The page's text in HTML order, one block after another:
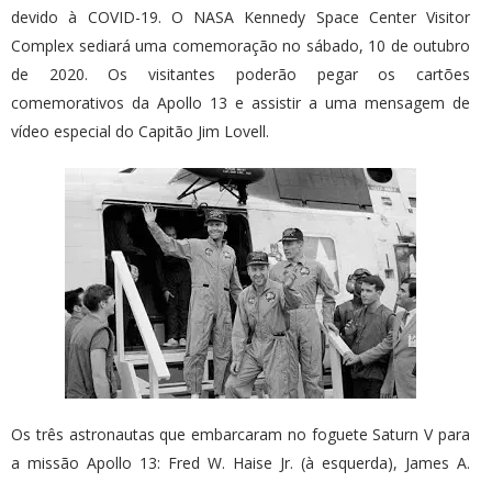
devido à COVID-19. O NASA Kennedy Space Center Visitor
Complex sediará uma comemoração no sábado, 10 de outubro
de 2020. Os visitantes poderão pegar os cartões
comemorativos da Apollo 13 e assistir a uma mensagem de
vídeo especial do Capitão Jim Lovell.
Os três astronautas que embarcaram no foguete Saturn V para
a missão Apollo 13: Fred W. Haise Jr. (à esquerda), James A.